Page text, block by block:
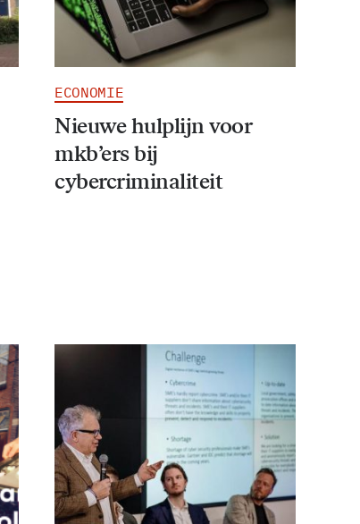
ECONOMIE
Nieuwe hulplijn voor
mkb’ers bij
cybercriminaliteit